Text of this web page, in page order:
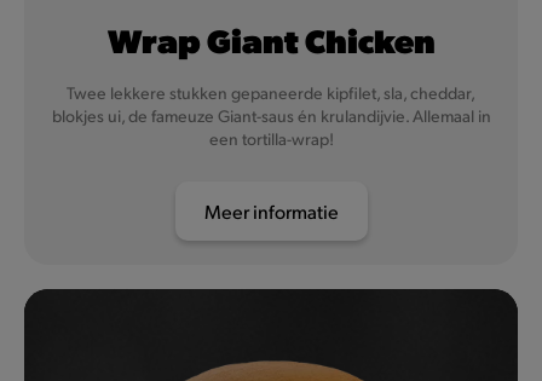
Wrap Giant Chicken
Twee lekkere stukken gepaneerde kipfilet, sla, cheddar,
blokjes ui, de fameuze Giant-saus én krulandijvie. Allemaal in
een tortilla-wrap!
Meer informatie